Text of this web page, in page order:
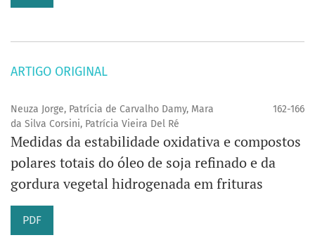
ARTIGO ORIGINAL
Neuza Jorge, Patrícia de Carvalho Damy, Mara
da Silva Corsini, Patrícia Vieira Del Ré
162-166
Medidas da estabilidade oxidativa e compostos
polares totais do óleo de soja refinado e da
gordura vegetal hidrogenada em frituras
PDF